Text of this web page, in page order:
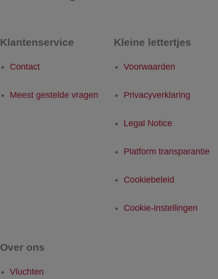
Klantenservice
Contact
Meest gestelde vragen
Kleine lettertjes
Voorwaarden
Privacyverklaring
Legal Notice
Platform transparantie
Cookiebeleid
Cookie-instellingen
Over ons
Vluchten